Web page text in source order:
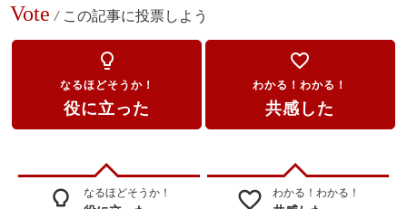
Vote / この記事に投票しよう
lightbulb_outline
なるほどそうか！
役に立った
favorite_border
わかる！わかる！
共感した
lightbulb_outline なるほどそうか！ favorite_border わかる！わかる！